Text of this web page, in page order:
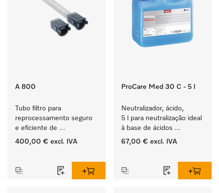
A 800
Tubo filtro para
reprocessamento seguro
e eficiente de
instrumentos ocos.
400,00 € excl. IVA
ProCare Med 30 C - 5 l
Neutralizador, ácido,
5 l para neutralização ideal
à base de ácidos
orgânicos.
67,00 € excl. IVA